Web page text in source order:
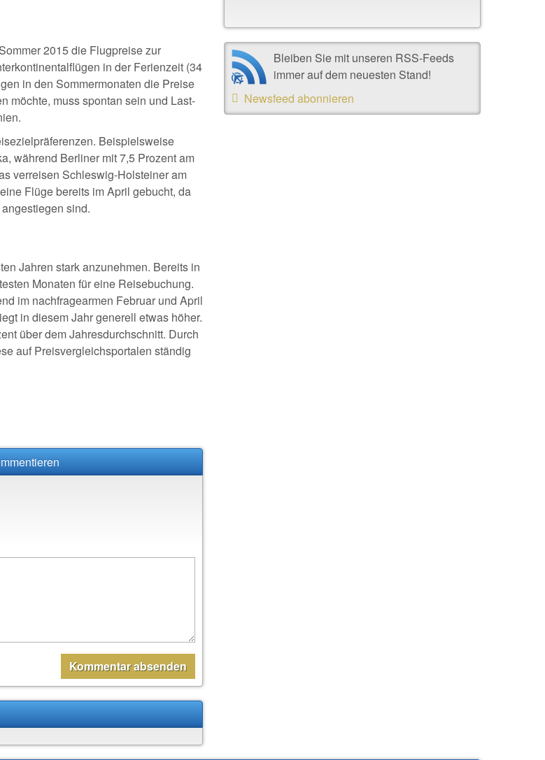
2015 die Flugpreise zur
in der Ferienzeit (34
in den Sommermonaten die Preise
möchte, muss spontan sein und Last-
Beispielsweise
während Berliner mit 7,5 Prozent am
verreisen Schleswig-Holsteiner am
Flüge bereits im April gebucht, da
sind.
Jahren stark anzunehmen. Bereits in
Monaten für eine Reisebuchung.
im nachfragearmen Februar und April
in diesem Jahr generell etwas höher.
über dem Jahresdurchschnitt. Durch
auf Preisvergleichsportalen ständig
Bleiben Sie mit unseren RSS-Feeds
immer auf dem neuesten Stand!
Newsfeed abonnieren